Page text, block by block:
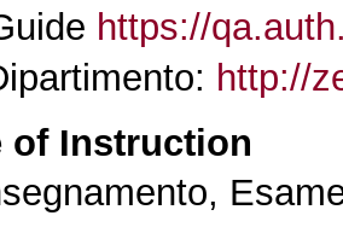
https://
http://
of Instruction